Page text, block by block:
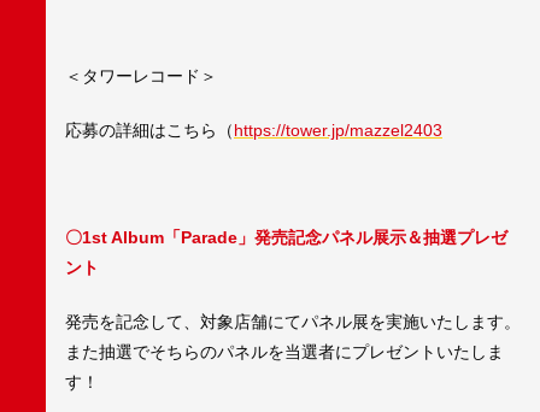
＜タワーレコード＞
応募の詳細はこちら（https://tower.jp/mazzel2403
〇1st Album「Parade」発売記念パネル展示＆抽選プレゼ
ント
発売を記念して、対象店舗にてパネル展を実施いたします。
また抽選でそちらのパネルを当選者にプレゼントいたしま
す！